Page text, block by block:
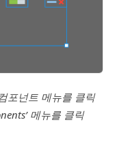
포넌트 메뉴를 클릭
메뉴를 클릭